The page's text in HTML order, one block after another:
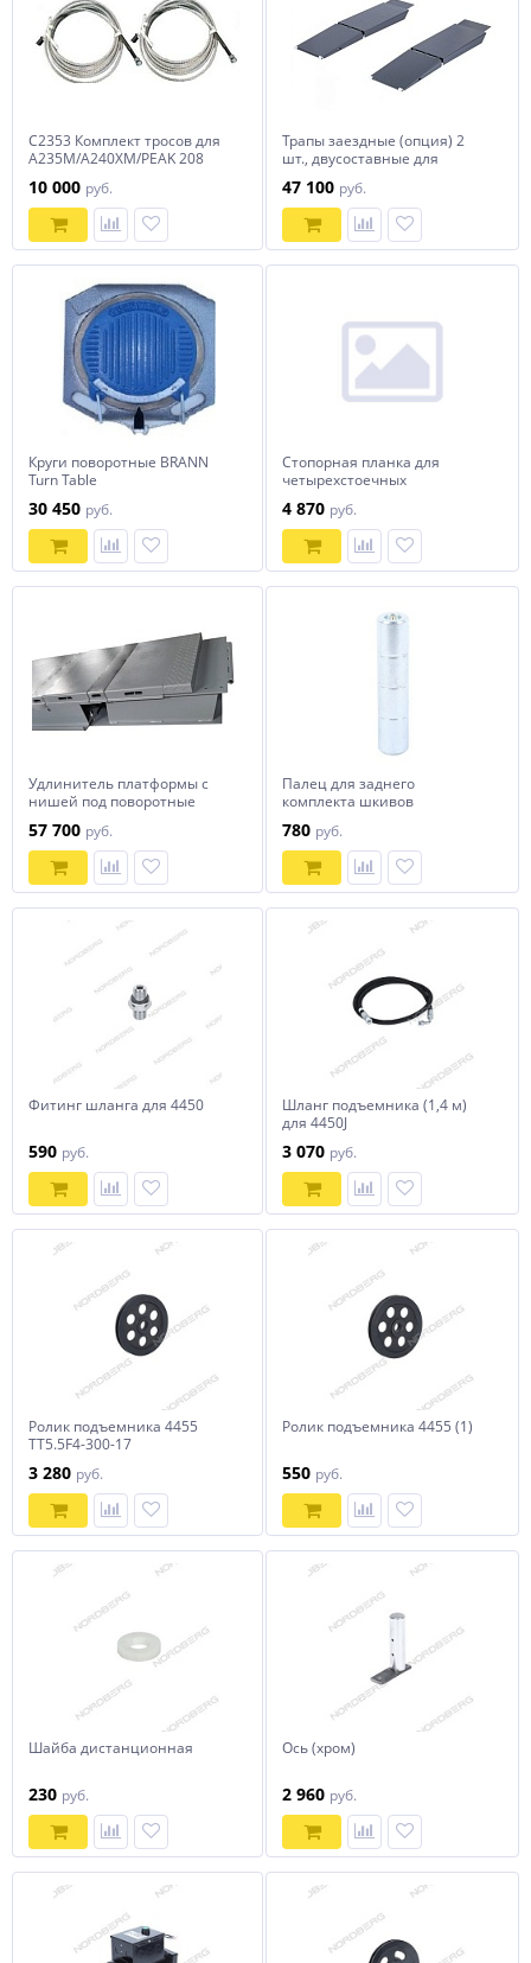
C2353 Комплект тросов для
A235M/A240XM/PEAK 208
10 000 руб.
Трапы заездные (опция) 2
шт., двусоставные для
4450), серого цвета
NORDBERG 01-00017278
47 100 руб.
Круги поворотные BRANN
Turn Table
30 450 руб.
Стопорная планка для
четырехстоечных
4450J
4 870 руб.
Удлинитель платформы с
нишей под поворотные
NORDBERG 01-00002788
57 700 руб.
Палец для заднего
комплекта шкивов
780 руб.
Фитинг шланга для 4450
590 руб.
Шланг подъемника (1,4 м)
для 4450J
3 070 руб.
Ролик подъемника 4455
TT5.5F4-300-17
3 280 руб.
Ролик подъемника 4455 (1)
550 руб.
Шайба дистанционная
230 руб.
Ось (хром)
2 960 руб.